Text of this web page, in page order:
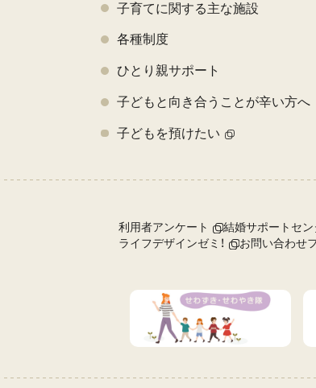
子育てに関する主な施設
各種制度
ひとり親サポート
子どもと向き合うことが辛い方へ
子どもを預けたい
利用者アンケート
結婚サポートセ
ライフデザインゼミ！
お問い合わせ